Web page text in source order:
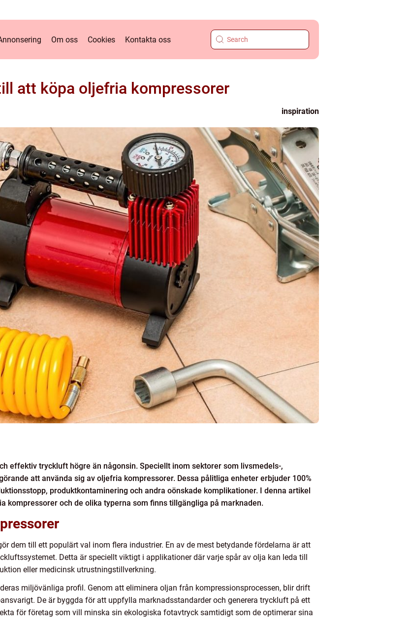
Om oss Cookies Kontakta oss
att köpa oljefria kompressorer
inspiration
effektiv tryckluft högre än någonsin. Speciellt inom sektorer som livsmedels-,
att använda sig av oljefria kompressorer. Dessa pålitliga enheter erbjuder 100%
produktkontaminering och andra oönskade komplikationer. I denna artikel
kompressorer och de olika typerna som finns tillgängliga på marknaden.
dem till ett populärt val inom flera industrier. En av de mest betydande fördelarna är att
Detta är speciellt viktigt i applikationer där varje spår av olja kan leda till
eller medicinsk utrustningstillverkning.
miljövänliga profil. Genom att eliminera oljan från kompressionsprocessen, blir drift
De är byggda för att uppfylla marknadsstandarder och generera tryckluft på ett
för företag som vill minska sin ekologiska fotavtryck samtidigt som de optimerar sina